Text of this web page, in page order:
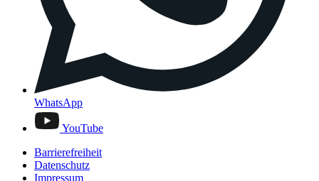
WhatsApp
YouTube
Barrierefreiheit
Datenschutz
Impressum